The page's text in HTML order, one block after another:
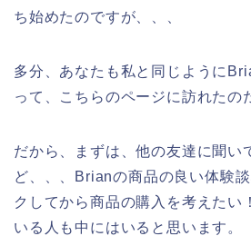
ち始めたのですが、、、
多分、あなたも私と同じように
って、こちらのページに訪れたの
だから、まずは、他の友達に聞い
ど、、、Brianの商品の良い体験
クしてから商品の購入を考えたい
いる人も中にはいると思います。